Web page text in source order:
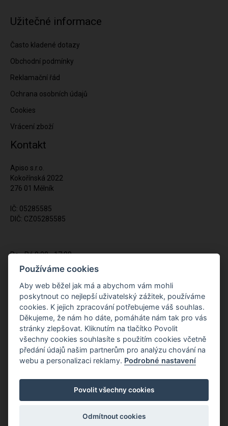
Užitečné informace
Často kladené dotazy
Obchodní podmínky
Reklamační řád
Ochrana osobních údajů
Cookies
Vrácení zboží
Kontakt
Apiso s.r.o.
Kokořínská 2022
276 01 Mělník
IČ: 05285585
DIČ: CZ05285585
Po - Pá 9:00 - 17:00
(12:00 - 12:30 pauza)
Napište nám kdykoliv!
info@apiso.cz
Copyright © Novy Web s.r.o. 2026
Používáme cookies
Aby web běžel jak má a abychom vám mohli
poskytnout co nejlepší uživatelský zážitek, používáme
cookies. K jejich zpracování potřebujeme váš souhlas.
Děkujeme, že nám ho dáte, pomáháte nám tak pro vás
stránky zlepšovat. Kliknutím na tlačítko Povolit
všechny cookies souhlasíte s použitím cookies včetně
předání údajů našim partnerům pro analýzu chování na
webu a personalizaci reklamy. Podrobné nastavení
Povolit všechny cookies
Odmítnout cookies